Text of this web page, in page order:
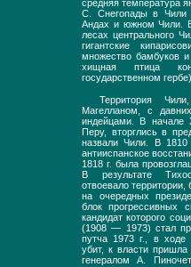
средняя температура
С. Снегопады в Чили
Андах и южном Чили.
лесах центрального
гигантские
множество бамбуков
хищная птица
государственном
Территория
Магелланом, с
индейцами. В начале
Перу, вторглись в
назвали Чили. В 1810
антииспанское
1818 г. была
В результате
отвоевало территории,
на очередных
блок прогрессивных
кандидат которого
(1908 — 1973) стал
путча 1973 г., в ходе
убит, к власти
генералом А.